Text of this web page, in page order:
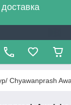
Chyawanprash